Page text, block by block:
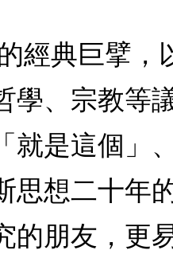
經典巨擘
學、宗教等
就是這個」
思想二十年
的朋友，更